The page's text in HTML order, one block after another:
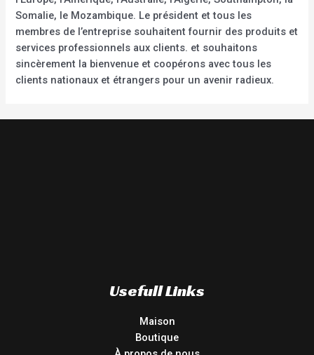
Somalie, le Mozambique. Le président et tous les
membres de l’entreprise souhaitent fournir des produits et
services professionnels aux clients. et souhaitons
sincèrement la bienvenue et coopérons avec tous les
clients nationaux et étrangers pour un avenir radieux.
Usefull Links
Maison
Boutique